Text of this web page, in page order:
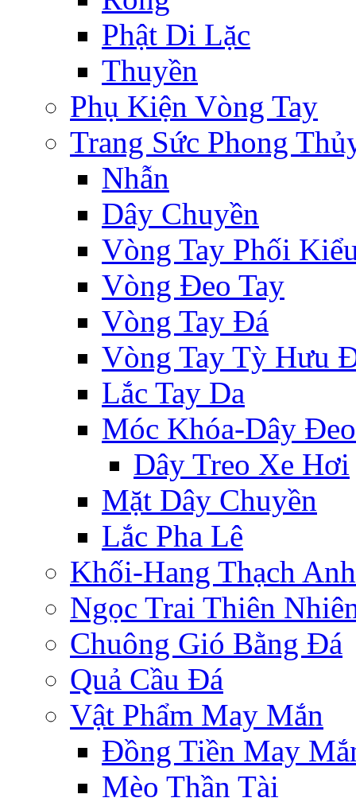
Phật Di Lặc
Thuyền
Phụ Kiện Vòng Tay
Trang Sức Phong
Nhẫn
Dây Chuyền
Vòng Tay Phối
Vòng Đeo Tay
Vòng Tay Đá
Vòng Tay Tỳ Hưu
Lắc Tay Da
Móc Khóa-Dây Đeo
Dây Treo Xe Hơi
Mặt Dây Chuyền
Lắc Pha Lê
Khối-Hang Thạch Anh
Ngọc Trai Thiên
Chuông Gió Bằng Đá
Quả Cầu Đá
Vật Phẩm May Mắn
Đồng Tiền May
Mèo Thần Tài